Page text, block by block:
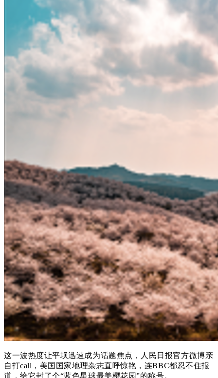
这一波热度让平坝迅速成为话题焦点，人民日报官方微博亲
自打call，美国国家地理杂志直呼惊艳，连BBC都忍不住报
道，给它封了个“蓝色星球最美樱花园”的称号。